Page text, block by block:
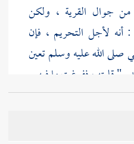
من جوال القرية ، ولكن
: أنه لأجل التحريم ، فإن
الله عليه وسلم تعين
" قلبته ، ففرغت ما فيه .